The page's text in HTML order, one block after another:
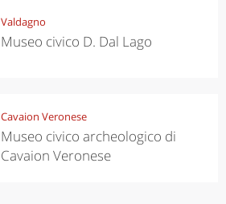
Valdagno
Museo civico D. Dal Lago
Cavaion Veronese
Museo civico archeologico di
Cavaion Veronese